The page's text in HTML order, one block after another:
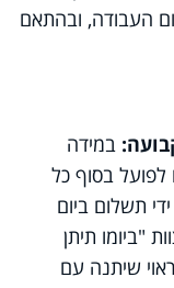
העבודה, ובהתאם
במידה
בסוף כל
תשלום ביום
"ביומו תיתן
שיתנה עם